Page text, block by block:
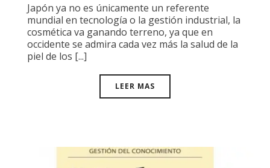
Japón ya no es únicamente un referente
mundial en tecnología o la gestión industrial, la
cosmética va ganando terreno, ya que en
occidente se admira cada vez más la salud de la
piel de los [...]
LEER MAS